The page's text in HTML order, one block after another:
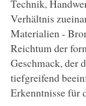
Technik,
Verhältnis
Materialien -
Reichtum der
Geschmack, der
tiefgreifend
Erkenntnisse für